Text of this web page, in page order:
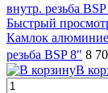
Быстрый
Камлок
резьба BSP 8" 8
В